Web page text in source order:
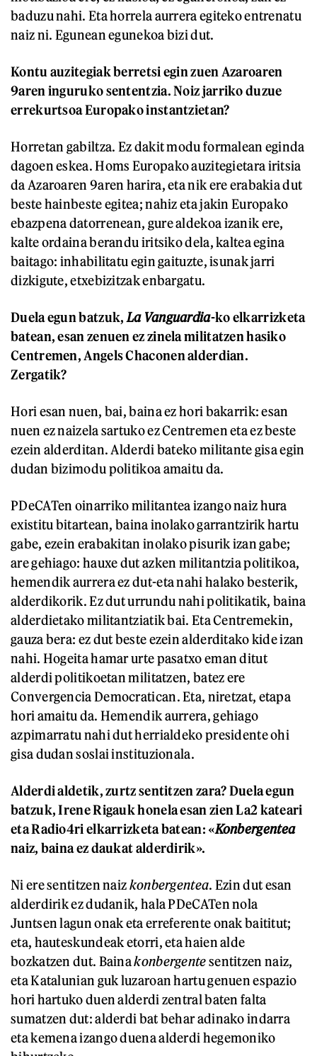
baduzu nahi. Eta horrela aurrera egiteko entrenatu
naiz ni. Egunean egunekoa bizi dut.
Kontu auzitegiak berretsi egin zuen Azaroaren
9aren inguruko sententzia. Noiz jarriko duzue
errekurtsoa Europako instantzietan?
Horretan gabiltza. Ez dakit modu formalean eginda
dagoen eskea. Homs Europako auzitegietara iritsia
da Azaroaren 9aren harira, eta nik ere erabakia dut
beste hainbeste egitea; nahiz eta jakin Europako
ebazpena datorrenean, gure aldekoa izanik ere,
kalte ordaina berandu iritsiko dela, kaltea egina
baitago: inhabilitatu egin gaituzte, isunak jarri
dizkigute, etxebizitzak enbargatu.
Duela egun batzuk,La Vanguardia-ko elkarrizketa
batean, esan zenuen ez zinela militatzen hasiko
Centremen, Angels Chaconen alderdian.
Zergatik?
Hori esan nuen, bai, baina ez hori bakarrik: esan
nuen ez naizela sartuko ez Centremen eta ez beste
ezein alderditan. Alderdi bateko militante gisa egin
dudan bizimodu politikoa amaitu da.
PDeCATen oinarriko militantea izango naiz hura
existitu bitartean, baina inolako garrantzirik hartu
gabe, ezein erabakitan inolako pisurik izan gabe;
are gehiago: hauxe dut azken militantzia politikoa,
hemendik aurrera ez dut-eta nahi halako besterik,
alderdikorik. Ez dut urrundu nahi politikatik, baina
alderdietako militantziatik bai. Eta Centremekin,
gauza bera: ez dut beste ezein alderditako kide izan
nahi. Hogeita hamar urte pasatxo eman ditut
alderdi politikoetan militatzen, batez ere
Convergencia Democratican. Eta, niretzat, etapa
hori amaitu da. Hemendik aurrera, gehiago
azpimarratu nahi dut herrialdeko presidente ohi
gisa dudan soslai instituzionala.
Alderdi aldetik, zurtz sentitzen zara? Duela egun
batzuk, Irene Rigauk honela esan zien La2 kateari
eta Radio4ri elkarrizketa batean: «Konbergentea
naiz, baina ez daukat alderdirik».
Ni ere sentitzen naizkonbergentea. Ezin dut esan
alderdirik ez dudanik, hala PDeCATen nola
Juntsen lagun onak eta erreferente onak baititut;
eta, hauteskundeak etorri, eta haien alde
bozkatzen dut. Bainakonbergentesentitzen naiz,
eta Katalunian guk luzaroan hartu genuen espazio
hori hartuko duen alderdi zentral baten falta
sumatzen dut: alderdi bat behar adinako indarra
eta kemena izango duena alderdi hegemoniko